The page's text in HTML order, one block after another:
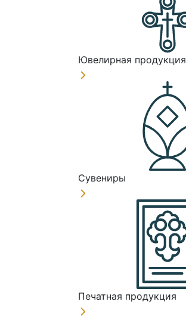
Ювелирная продукция
Сувениры
Печатная продукция